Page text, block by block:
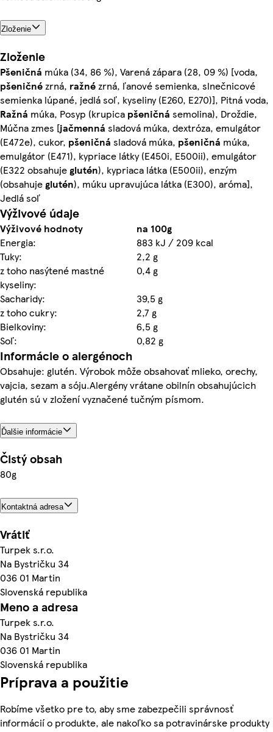
Zloženie
Zloženie
Pšeničná múka (34, 86 %), Varená zápara (28, 09 %) [voda,
pšeničnézrná, ražnézrná, ľanové semienka, slnečnicové
semienka lúpané, jedlá soľ, kyseliny (E260, E270)], Pitná voda,
Ražná múka, Posyp (krupica pšeničná semolina), Droždie,
Múčna zmes [jačmenná sladová múka, dextróza, emulgátor
(E472e), cukor, pšeničná sladová múka, pšeničná múka,
emulgátor (E471), kypriace látky (E450i, E500ii), emulgátor
(E322 obsahujeglutén), kypriaca látka (E500ii), enzým
(obsahujeglutén), múku upravujúca látka (E300), aróma],
Jedlá soľ
Výživové údaje
Výživové hodnoty
na 100g
Energia:
883 kJ / 209 kcal
Tuky:
2,2 g
z toho nasýtené mastné
kyseliny:
0,4 g
Sacharidy:
39,5 g
z toho cukry:
2,7 g
Bielkoviny:
6,5 g
Soľ:
0,82 g
Informácie o alergénoch
Obsahuje: glutén. Výrobok môže obsahovať mlieko, orechy,
vajcia, sezam a sóju.Alergény vrátane obilnín obsahujúcich
glutén sú v zložení vyznačené tučným písmom.
Ďalšie informácie
Čistý obsah
80g
Kontaktná adresa
Vrátiť
Turpek s.r.o.
Na Bystričku 34
036 01 Martin
Slovenská republika
Meno a adresa
Turpek s.r.o.
Na Bystričku 34
036 01 Martin
Slovenská republika
Príprava a použitie
Robíme všetko pre to, aby sme zabezpečili správnosť
informácií o produkte, ale nakoľko sa potravinárske produkty